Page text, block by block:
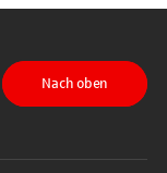
Nach oben